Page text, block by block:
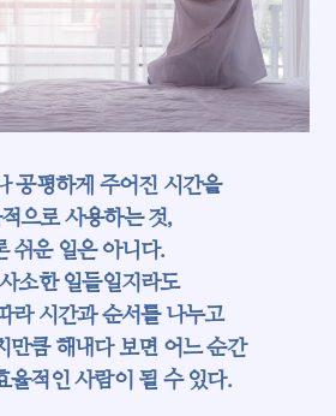
공평하게 주어진 시간을
으로 사용하는 것,
쉬운 일은 아니다.
소한 일들일지라도
라 시간과 순서를 나누고
만큼 해내다 보면 어느 순간
율적인 사람이 될 수 있다.